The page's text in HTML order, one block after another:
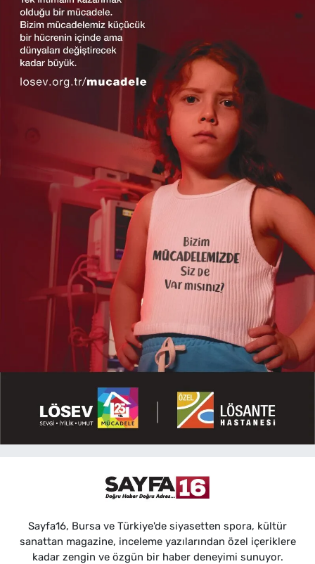
Sayfa16, Bursa ve Türkiye'de siyasetten spora, kültür
sanattan magazine, inceleme yazılarından özel içeriklere
kadar zengin ve özgün bir haber deneyimi sunuyor.